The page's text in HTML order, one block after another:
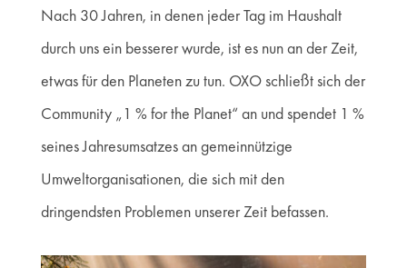
Nach 30 Jahren, in denen jeder Tag im Haushalt
durch uns ein besserer wurde, ist es nun an der Zeit,
etwas für den Planeten zu tun. OXO schließt sich der
Community „1 % for the Planet“ an und spendet 1 %
seines Jahresumsatzes an gemeinnützige
Umweltorganisationen, die sich mit den
dringendsten Problemen unserer Zeit befassen.